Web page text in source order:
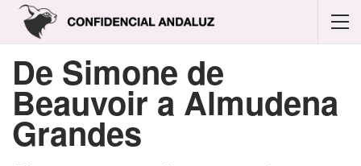
De Simone de
Beauvoir a Almudena
Grandes